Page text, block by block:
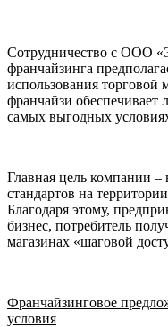
Сотрудничество с ООО
франчайзинга
использования торговой
франчайзи обеспечивает
самых выгодных
Главная цель компании
стандартов на
Благодаря этому,
бизнес, потребитель
магазинах «шаговой
Франчайзинговое
условия